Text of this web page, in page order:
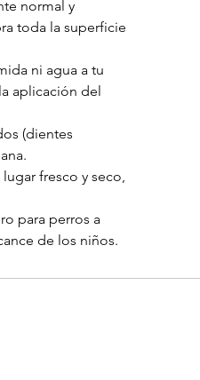
normal y
toda la superficie
ni agua a tu
aplicación del
(dientes
fresco y seco,
para perros a
de los niños.